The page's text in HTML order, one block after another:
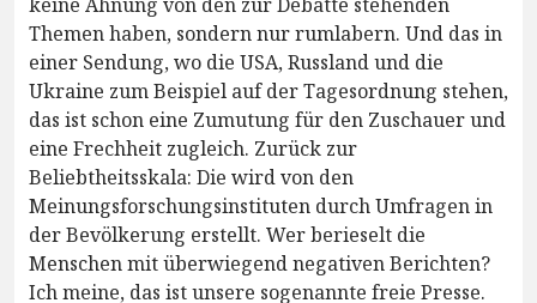
Themen haben, sondern nur rumlabern. Und das in
einer Sendung, wo die USA, Russland und die
Ukraine zum Beispiel auf der Tagesordnung stehen,
das ist schon eine Zumutung für den Zuschauer und
eine Frechheit zugleich. Zurück zur
Beliebtheitsskala: Die wird von den
Meinungsforschungsinstituten durch Umfragen in
der Bevölkerung erstellt. Wer berieselt die
Menschen mit überwiegend negativen Berichten?
Ich meine, das ist unsere sogenannte freie Presse.